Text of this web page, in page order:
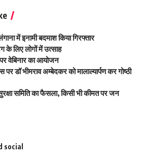
में इनामी बदमाश किया गिरफ्तार
के लिए लोगों में उत्साह
वेबिनार का आयोजन
पर डॉ भीमराव अम्बेदकर को मालाल्यार्पण कर गोष्ठी
समिति का फैसला, किसी भी कीमत पर जन
social